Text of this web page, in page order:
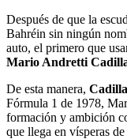
Después de que la
Bahréin sin ningún
auto, el primero que
Mario Andretti
De esta manera,
Fórmula 1 de 1978,
formación y ambición
que llega en vísperas